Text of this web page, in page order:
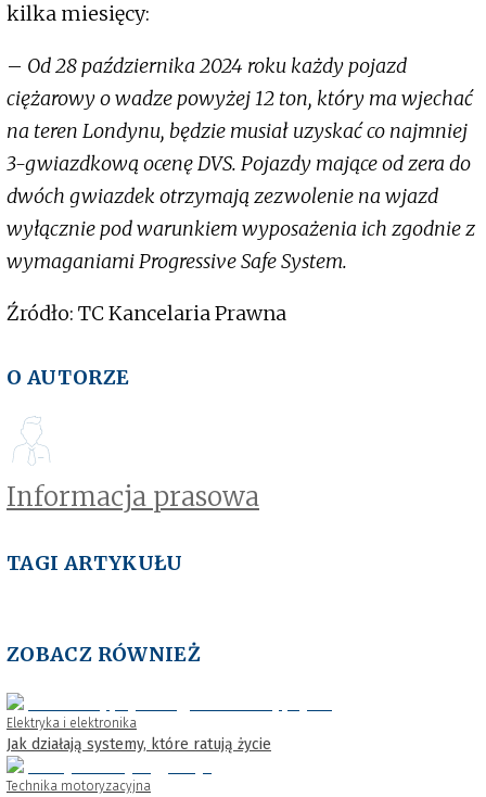
kilka miesięcy:
– Od 28 października 2024 roku każdy pojazd
ciężarowy o wadze powyżej 12 ton, który ma wjechać
na teren Londynu, będzie musiał uzyskać co najmniej
3-gwiazdkową ocenę DVS. Pojazdy mające od zera do
dwóch gwiazdek otrzymają zezwolenie na wjazd
wyłącznie pod warunkiem wyposażenia ich zgodnie z
wymaganiami Progressive Safe System.
Źródło: TC Kancelaria Prawna
O AUTORZE
Informacja prasowa
TAGI ARTYKUŁU
ZOBACZ RÓWNIEŻ
Elektryka i elektronika
Jak działają systemy, które ratują życie
Technika motoryzacyjna